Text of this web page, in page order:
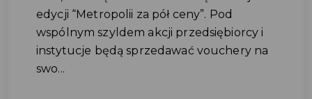
edycji “Metropolii za pół ceny”. Pod
wspólnym szyldem akcji przedsiębiorcy i
instytucje będą sprzedawać vouchery na
swo...